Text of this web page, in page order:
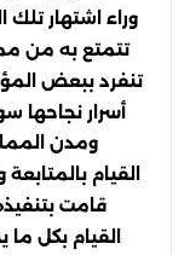
وراء اشتهار تلك
تتمتع به من
تنفرد ببعض
أسرار نجاحها
ومدن
القيام
قامت
القيام بكل